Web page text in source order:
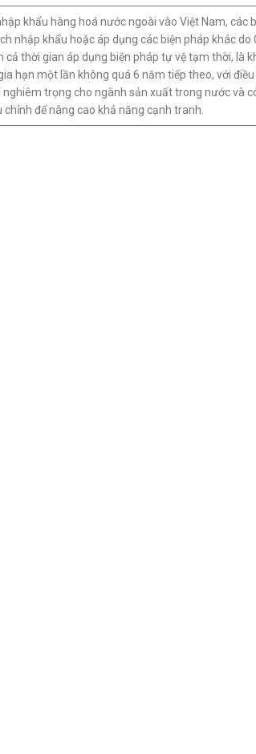
khẩu hàng hoá nước ngoài vào Việt Nam,
nhập khẩu hoặc áp dụng các biện pháp khác
cả thời gian áp dụng biện pháp tự vệ tạm thời, là
hạn một lần không quá 6 năm tiếp theo, với
nghiêm trọng cho ngành sản xuất trong nước và
để nâng cao khả năng cạnh tranh.